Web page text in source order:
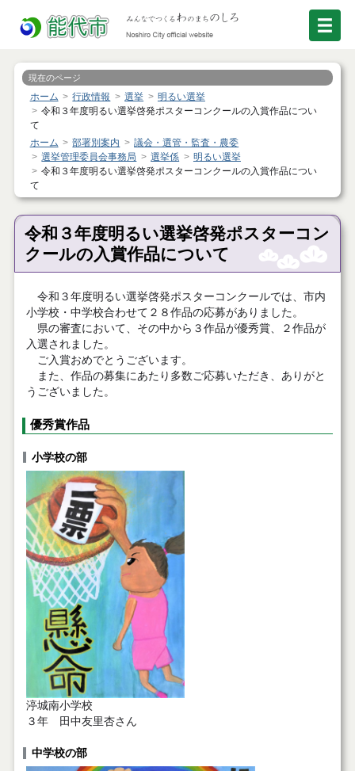
現在のページ
ホーム 行政情報 選挙
明るい選挙
令和３年度明るい選挙啓発ポスターコンクールの入賞作品につい
て
ホーム
部署別案内
議会・選管・監査・農委
選挙管理委員会事務局
選挙係
明るい選挙
令和３年度明るい選挙啓発ポスターコンクールの入賞作品につい
て
令和３年度明るい選挙啓発ポスターコン
クールの入賞作品について
令和３年度明るい選挙啓発ポスターコンクールでは、市内
小学校・中学校合わせて２８作品の応募がありました。
県の審査において、その中から３作品が優秀賞、２作品が
入選されました。
ご入賞おめでとうございます。
また、作品の募集にあたり多数ご応募いただき、ありがと
うございました。
優秀賞作品
小学校の部
渟城南小学校
３年 田中友里杏さん
中学校の部